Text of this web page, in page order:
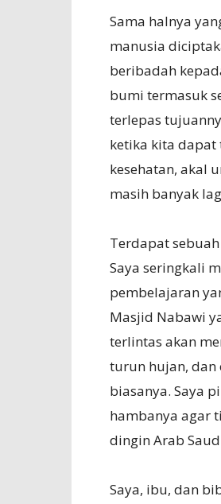
Sama halnya
manusia
beribadah
bumi termasuk
terlepas
ketika kita dapat
kesehatan, akal
masih banyak
Terdapat
Saya seringkali
pembelajaran
Masjid Nabawi
terlintas akan
turun hujan, dan
biasanya. Saya
hambanya agar
dingin Arab
Saya, ibu, dan